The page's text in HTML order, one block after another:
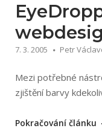
obrazovce“
7. 3. 2005 Petr
Mezi potřebné
zjištění barvy
„EyeDropper
Pokračování článku